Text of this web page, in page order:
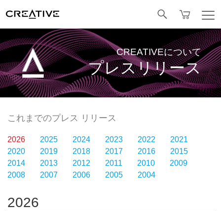
CREATIVEについて
プレスリリース
これまでのプレス リリース
2026 2025 2024 2023 2022
2021
2020
2019 2018 2017 2016
2015
2014
2013 2012 2011 2010
2009
2008
2007 2006 2005 2004
2026
Facebook